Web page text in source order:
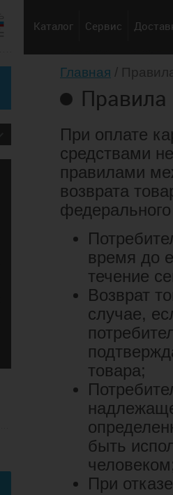
Каталог Сервис
Главная /
Правила
При оплате
средствами
правилами
возврата
время до
течение
Возврат
случае,
товара;
быть
При